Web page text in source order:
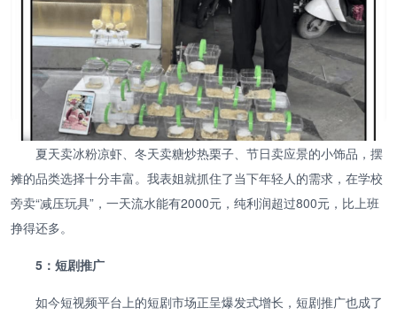
夏天卖冰粉凉虾、冬天卖糖炒热栗子、节日卖应景的小饰品，摆
摊的品类选择十分丰富。我表姐就抓住了当下年轻人的需求，在学校
旁卖“减压玩具”，一天流水能有2000元，纯利润超过800元，比上班
挣得还多。
5：短剧推广
如今短视频平台上的短剧市场正呈爆发式增长，短剧推广也成了